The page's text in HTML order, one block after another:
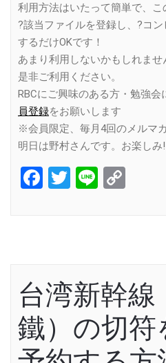
利用方法はいたって簡単で、こ
?該当ファイルを登録し、?コ
するだけOKです！
あまり利用しないかもしれま
是非ご利用ください。
RBCにご興味のある方・勉強
員登録をお願いします
※会員限定、毎月4回のメルマガ
明日は野村さんです。お楽しみ!
Facebook
Twitter
Line
台湾新幹線
鐵）の切符